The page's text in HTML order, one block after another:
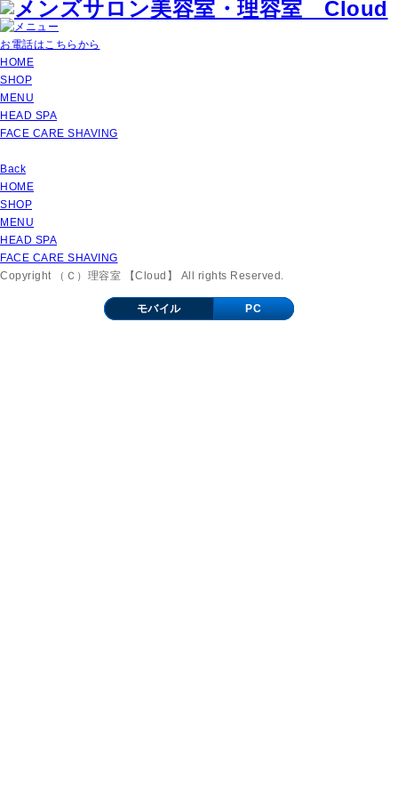
お電話はこちらから
HOME
SHOP
MENU
HEAD SPA
FACE CARE SHAVING
Back
HOME
SHOP
MENU
HEAD SPA
FACE CARE SHAVING
Copyright （Ｃ）理容室 【Cloud】 All rights Reserved.
モバイル PC